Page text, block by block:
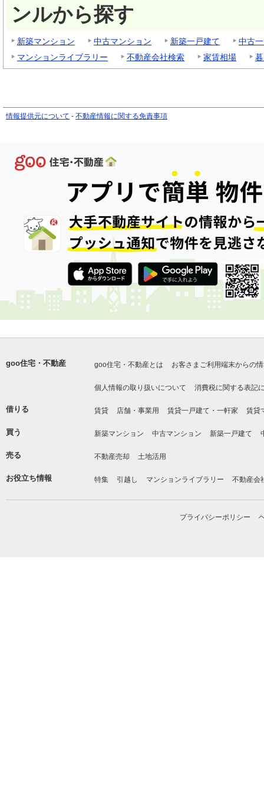
ンルから探す
新築マンション 中古マンション 新築一戸建て
中古
マンションライブラリー
不動産会社検索 家賃相場
情報提供元について - 不動産情報に関する免責事項
goo住宅・不動産 goo住宅・不動産とは お客さまご利用端末からの
個人情報の取り扱いについて 消費税に関する表記
借りる 賃貸 店舗・事業用 賃貸一戸建て・一軒家 賃貸
買う 新築マンション 中古マンション 新築一戸建て
売る 不動産売却 土地活用
お役立ち情報 特集 引越し マンションライブラリー 不動産会
プライバシーポリシー